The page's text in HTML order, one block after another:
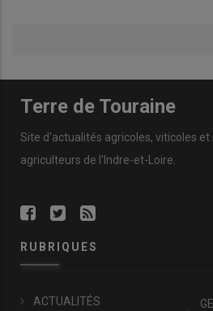
Terre de Touraine
Site d'actualités agricoles, viticoles
agriculteurs de l'Indre-et-Loire.
RUBRIQUES
ACTUALITÉS